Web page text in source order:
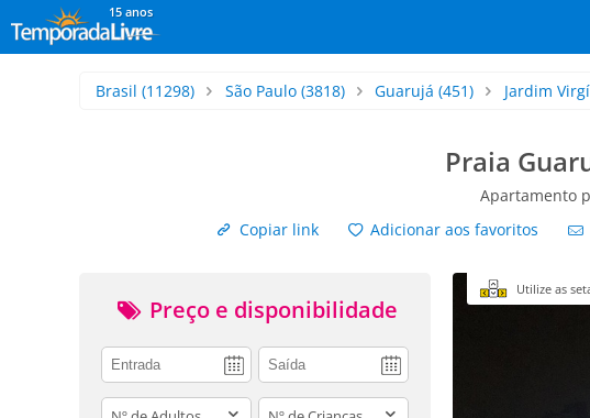
15 anos
Brasil (11298) São Paulo(3818) Guarujá (451) Jardim
Praia
Apartamento
Copiar link
Adicionar aos favoritos
Preço e disponibilidade
adults children
Utilize as